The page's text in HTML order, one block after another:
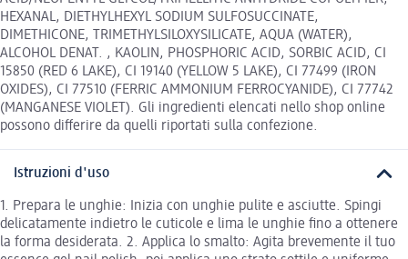
HEXANAL, DIETHYLHEXYL SODIUM SULFOSUCCINATE,
DIMETHICONE, TRIMETHYLSILOXYSILICATE, AQUA (WATER),
ALCOHOL DENAT. , KAOLIN, PHOSPHORIC ACID, SORBIC ACID, CI
15850 (RED 6 LAKE), CI 19140 (YELLOW 5 LAKE), CI 77499 (IRON
OXIDES), CI 77510 (FERRIC AMMONIUM FERROCYANIDE), CI 77742
(MANGANESE VIOLET). Gli ingredienti elencati nello shop online
possono differire da quelli riportati sulla confezione.
Istruzioni d'uso
1. Prepara le unghie: Inizia con unghie pulite e asciutte. Spingi
delicatamente indietro le cuticole e lima le unghie fino a ottenere
la forma desiderata. 2. Applica lo smalto: Agita brevemente il tuo